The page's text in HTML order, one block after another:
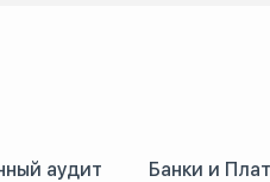
аудит Банки и
в Гонконге